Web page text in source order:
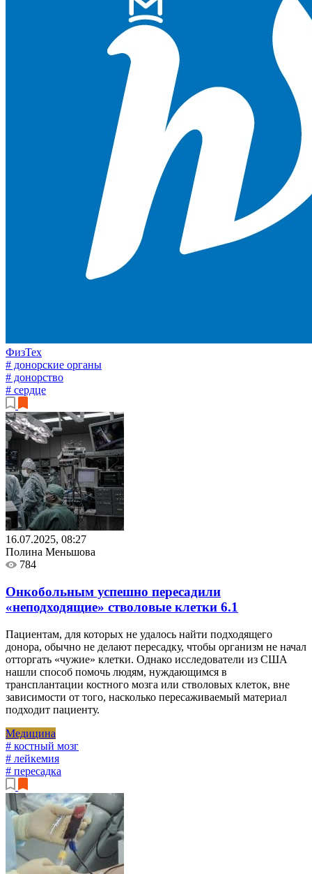
ФизТех
# донорские органы
# донорство
# сердце
16.07.2025, 08:27
Полина Меньшова
784
Онкобольным успешно пересадили
«неподходящие» стволовые клетки 6.1
Пациентам, для которых не удалось найти подходящего
донора, обычно не делают пересадку, чтобы организм не начал
отторгать «чужие» клетки. Однако исследователи из США
нашли способ помочь людям, нуждающимся в
трансплантации костного мозга или стволовых клеток, вне
зависимости от того, насколько пересаживаемый материал
подходит пациенту.
Медицина
# костный мозг
# лейкемия
# пересадка